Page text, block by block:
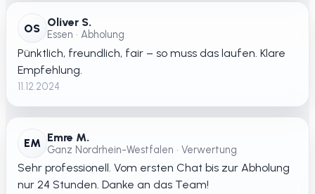
OS Oliver S.
Essen • Abholung
Pünktlich, freundlich, fair – so muss das laufen. Klare
Empfehlung.
11.12.2024
EM Emre M.
Ganz Nordrhein-Westfalen • Verwertung
Sehr professionell. Vom ersten Chat bis zur Abholung
nur 24 Stunden. Danke an das Team!